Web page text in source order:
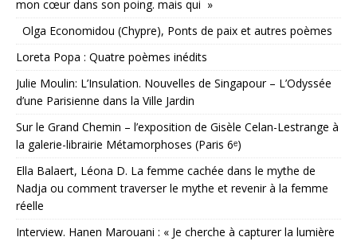
mon cœur dans son poing. mais qui »
Olga Economidou (Chypre), Ponts de paix et autres poèmes
Loreta Popa : Quatre poèmes inédits
Julie Moulin: L’Insulation. Nouvelles de Singapour – L’Odyssée
d’une Parisienne dans la Ville Jardin
Sur le Grand Chemin – l’exposition de Gisèle Celan-Lestrange à
la galerie-librairie Métamorphoses (Paris 6ᵉ)
Ella Balaert, Léona D. La femme cachée dans le mythe de
Nadja ou comment traverser le mythe et revenir à la femme
réelle
Interview. Hanen Marouani : « Je cherche à capturer la lumière